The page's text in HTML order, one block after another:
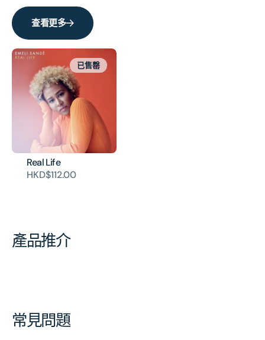
查看更多
Real Life
HKD$112.00
已售罄
產品推介
常見問題